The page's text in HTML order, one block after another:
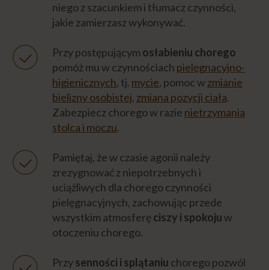
Emocje
Niezbędnik opiekuna
Eksperci
Napisz do nas
niego z szacunkiem i tłumacz czynności,
jakie zamierzasz wykonywać.
Przy postępującym osłabieniu chorego
pomóż mu w czynnościach pielęgnacyjno-
higienicznych, tj. mycie, pomoc w zmianie
bielizny osobistej, zmiana pozycji ciała.
Zabezpiecz chorego w razie nietrzymania
stolca i moczu.
Pamiętaj, że w czasie agonii należy
zrezygnować z niepotrzebnych i
uciążliwych dla chorego czynności
pielęgnacyjnych, zachowując przede
wszystkim atmosferęciszy i spokojuw
otoczeniu chorego.
Przysenności i splątaniu chorego pozwól